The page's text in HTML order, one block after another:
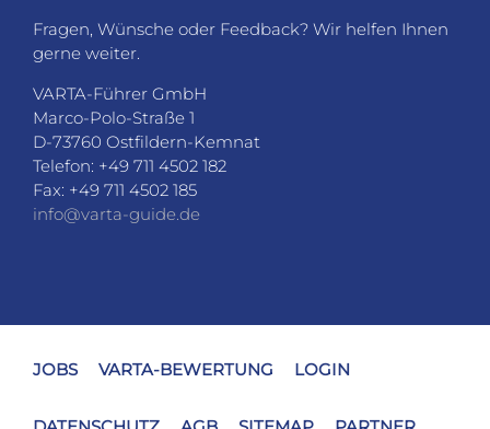
Fragen, Wünsche oder Feedback? Wir helfen Ihnen
gerne weiter.
VARTA-Führer GmbH
Marco-Polo-Straße 1
D-73760 Ostfildern-Kemnat
Telefon: +49 711 4502 182
Fax: +49 711 4502 185
info@varta-guide.de
JOBS VARTA-BEWERTUNG LOGIN